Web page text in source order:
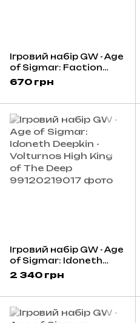
Ігровий набір GW - Age
of Sigmar: Faction
Pack - Idoneth Deepkin
670 грн
Ігровий набір GW - Age
of Sigmar: Idoneth
Deepkin - Volturnos
High King of The Deep
2 340 грн